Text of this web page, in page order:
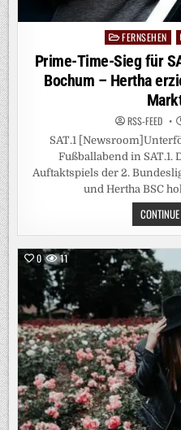
PostedFERNSEHEN
Prime-Time-Sieg für
Bochum – Hertha
RSS-FEED
SAT.1
Fußballabend in SAT.1.
Auftaktspiels der 2.
und Hertha BSC
0 11